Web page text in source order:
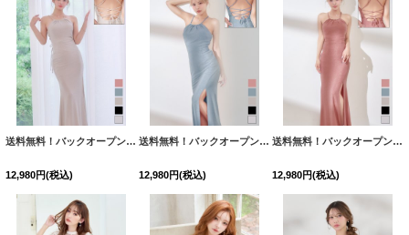
送料無料！バックオープン/ラメ/ビジュー/ホルターネック/ストレッチ/タイト/スリット/ロングドレス/キャバドレス【S-Lサイズ/5カラー】[OF03]【YN】dzqu
12,980円(税込)
送料無料！バックオープン/ラメ/ビジュー/ホルターネック/ストレッチ/タイト/スリット/ロングドレス/キャバドレス【S-Lサイズ/5カラー】[OF03]【YN】dzqu
12,980円(税込)
送料無料！バックオープン/ラメ/ビジュー/ホルターネック/ストレッチ/タイト/スリット/ロングドレス/キャバドレス【S-Lサイズ/5カラー】[OF03]【YN】dzqu
12,980円(税込)